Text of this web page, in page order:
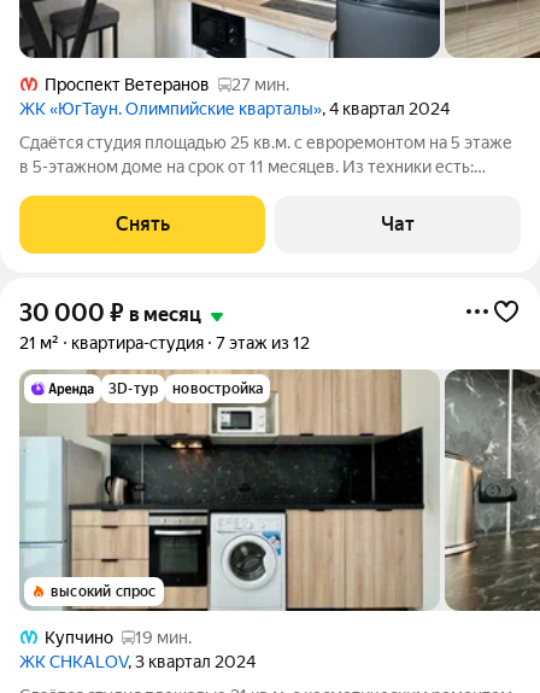
Проспект Ветеранов
27 мин.
ЖК «ЮгТаун. Олимпийские кварталы», 4 квартал 2024
Сдаётся студия площадью 25 кв.м. с евроремонтом на 5 этаже
в 5-этажном доме на срок от 11 месяцев. Из техники есть:
Дом - монолитный, окна выходят во двор. В подъезде 1 лифт - 1
грузовой и 0
Снять Чат
30 000 ₽ в месяц
21 м² квартира-студия 7 этаж из 12
3D-тур новостройка
высокий спрос
Купчино
19 мин.
ЖК CHKALOV, 3 квартал 2024